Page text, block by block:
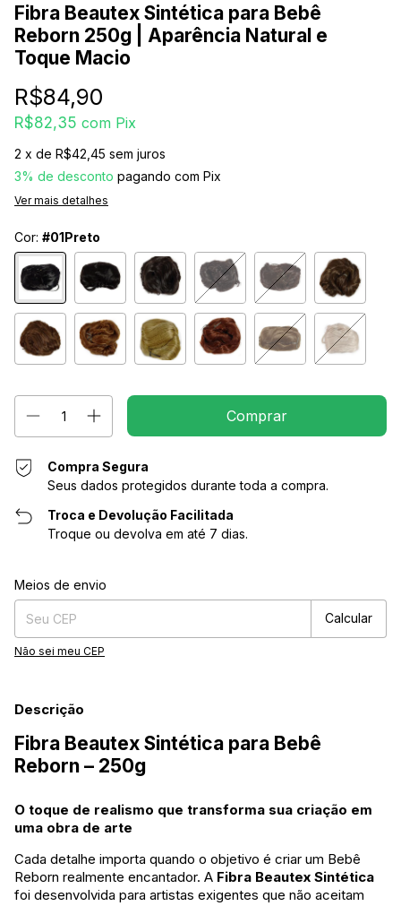
Fibra Beautex Sintética para Bebê
Reborn 250g | Aparência Natural e
Toque Macio
R$84,90
R$82,35 com Pix
2 x de R$42,45 sem juros
3% de desconto pagando com Pix
Ver mais detalhes
Cor: #01Preto
Compra Segura
Seus dados protegidos durante toda a compra.
Troca e Devolução Facilitada
Troque ou devolva em até 7 dias.
Entregas para o CEP:
Meios de envio
Calcular
Não sei meu CEP
Descrição
Fibra Beautex Sintética para Bebê
Reborn – 250g
O toque de realismo que transforma sua criação em
uma obra de arte
Cada detalhe importa quando o objetivo é criar um Bebê
Reborn realmente encantador. A Fibra Beautex Sintética
foi desenvolvida para artistas exigentes que não aceitam